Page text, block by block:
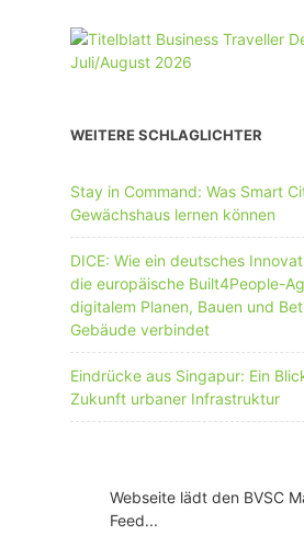
WEITERE SCHLAGLICHTER
Stay in Command: Was Smart
Gewächshaus lernen können
DICE: Wie ein deutsches
die europäische Built4People-
digitalem Planen, Bauen und
Gebäude verbindet
Eindrücke aus Singapur: Ein
Zukunft urbaner Infrastruktur
Webseite lädt den BVSC
Feed...